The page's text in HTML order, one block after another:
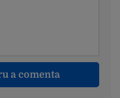
a comenta